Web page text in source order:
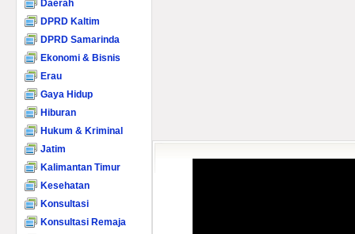
Daerah
DPRD Kaltim
DPRD Samarinda
Ekonomi & Bisnis
Erau
Gaya Hidup
Hiburan
Hukum & Kriminal
Jatim
Kalimantan Timur
Kesehatan
Konsultasi
Konsultasi Remaja